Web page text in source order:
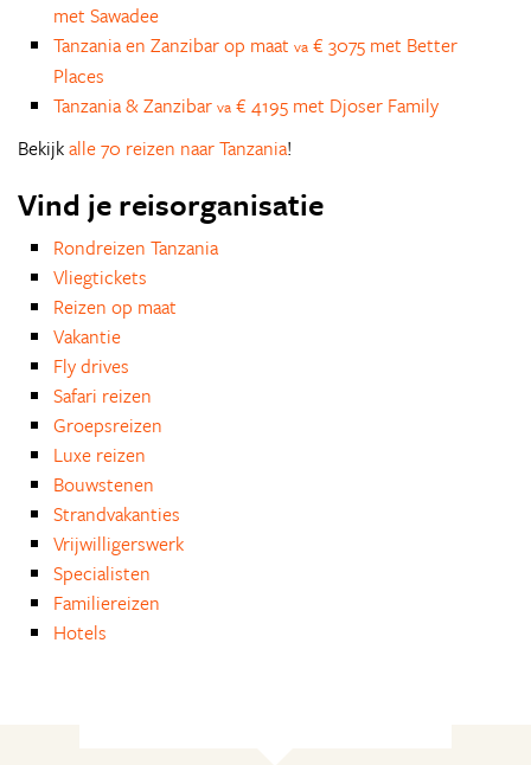
met Sawadee
Tanzania en Zanzibar op maat va € 3075 met Better
Places
Tanzania & Zanzibar va € 4195 met Djoser Family
Bekijkalle 70 reizen naar Tanzania!
Vind je reisorganisatie
Rondreizen Tanzania
Vliegtickets
Reizen op maat
Vakantie
Fly drives
Safari reizen
Groepsreizen
Luxe reizen
Bouwstenen
Strandvakanties
Vrijwilligerswerk
Specialisten
Familiereizen
Hotels